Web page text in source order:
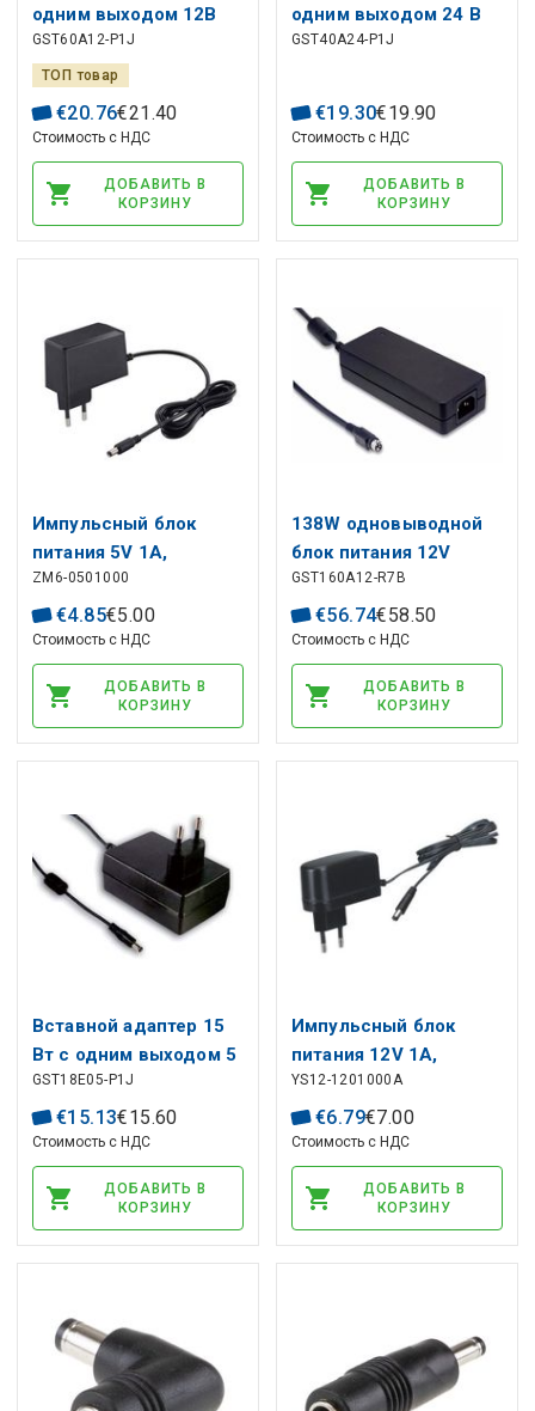
одним выходом 12В
5А настольный
GST60A12-P1J
ТОП товар
€20.76€21 .40
Стоимость с НДС
ДОБАВИТЬ В
КОРЗИНУ
одним выходом 24 В
1,67 А настольный
GST40A24-P1J
€19.30€19.90
Стоимость с НДС
ДОБАВИТЬ В
КОРЗИНУ
Импульсный блок
питания 5V 1A,
настольный, 5,5x2,1
мм
ZM6-0501000
€4.85€5.00
Стоимость с НДС
ДОБАВИТЬ В
КОРЗИНУ
138W одновыводной
блок питания 12V
11.5A настольный
GST160A12-R7B
€56.74€58.50
Стоимость с НДС
ДОБАВИТЬ В
КОРЗИНУ
Вставной адаптер 15
Вт с одним выходом 5
В 3 А
GST18E05-P1J
€15.13€15.60
Стоимость с НДС
ДОБАВИТЬ В
КОРЗИНУ
Импульсный блок
питания 12V 1A,
настенный, 5,5x2,5mm
YS12-1201000A
€6.79€7.00
Стоимость с НДС
ДОБАВИТЬ В
КОРЗИНУ